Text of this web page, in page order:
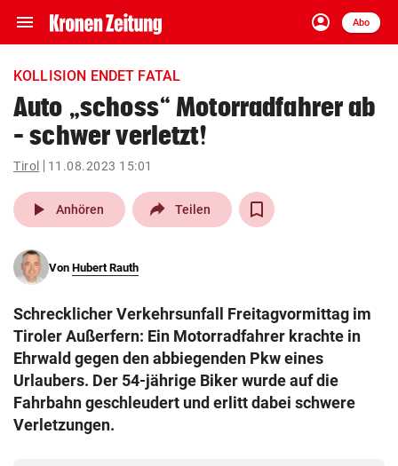
menu Navigation
ein-/ausklappen
account_circle
Anmelden
Abo
close Schließen
account_circle Anmelden
pin_drop
Wien arrow_right
search
eingeben
© Krone Multimedia GmbH & Co KG 2026
Muthgasse 2, 1190 Wien
KOLLISION ENDET FATAL
Auto „schoss“ Motorradfahrer ab
– schwer verletzt!
Tirol 11.08.2023 15:01
play_arrow Anhören Teilen
Von Hubert Rauth
Schrecklicher Verkehrsunfall Freitagvormittag im
Tiroler Außerfern: Ein Motorradfahrer krachte in
Ehrwald gegen den abbiegenden Pkw eines
Urlaubers. Der 54-jährige Biker wurde auf die
Fahrbahn geschleudert und erlitt dabei schwere
Verletzungen.